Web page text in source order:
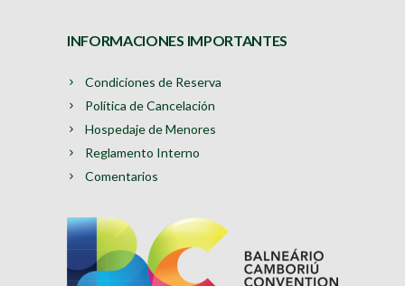
INFORMACIONES IMPORTANTES
Condiciones de Reserva
Política de Cancelación
Hospedaje de Menores
Reglamento Interno
Comentarios